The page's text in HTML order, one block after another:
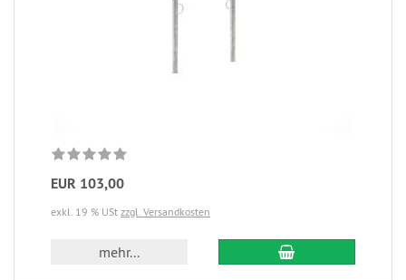
EUR 103,00
exkl. 19 % USt zzgl. Versandkosten
mehr...